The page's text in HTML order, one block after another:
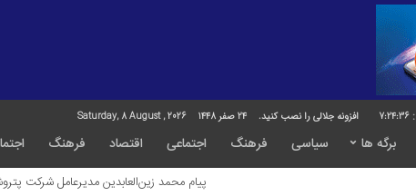
7:24:37 افزونه جلالی را نصب کنید. 24 صفر 1448
برگه ها سیاسی فرهنگ اجتماعی اقتصاد فرهنگ
پیام محمد زین‌العابدین مدیرعامل شرکت پتروشیمی کیمیای